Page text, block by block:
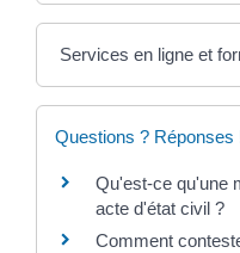
Services en ligne et
Questions ? Réponses
Qu'est-ce qu'une
acte d'état civil ?
Comment